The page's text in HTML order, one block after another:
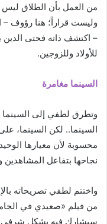
من العمل بأن الطلاق ليس
وليست قراراً؛ هنا رؤوف
– اكتشف ذاته فحتى
للأولاد وللزوجين.
السينما مغامرة
وتطرق لطفي إلى السينما
السينما.. لكن السينما،
محسوبة لأن معيارها
نجاحها بتفاعل المشاهدين
واختتم لطفي تصريحاته
من فيلم «صعيدي في
سيشارك فيه بشكل شرفي